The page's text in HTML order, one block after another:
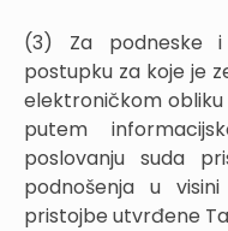
(3) Za podneske i
postupku za koje je
elektroničkom
putem
poslovanju suda
podnošenja u
pristojbe utvrđene